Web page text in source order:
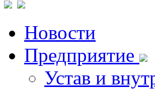
Новости
Предприятие
Устав и